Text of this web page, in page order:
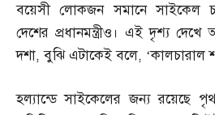
বয়েসী লোকজন সমানে সাইকেল
দেশের প্রধানমন্ত্রীও। এই দৃশ্য
দশা,বুঝি এটাকেই বলে, ‘কালচারাল
হল্যান্ডে সাইকেলের জন্য রয়েছে